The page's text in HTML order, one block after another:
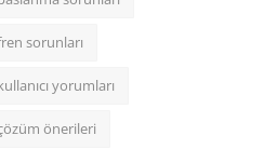
sorunları
yorumları
önerileri